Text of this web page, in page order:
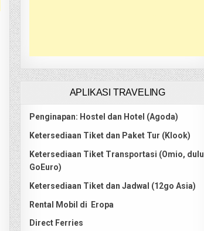
APLIKASI TRAVELING
Penginapan: Hostel dan Hotel (Agoda)
Ketersediaan Tiket dan Paket Tur (Klook)
Ketersediaan Tiket Transportasi (Omio, dulu
GoEuro)
Ketersediaan Tiket dan Jadwal (12go Asia)
Rental Mobil di Eropa
Direct Ferries